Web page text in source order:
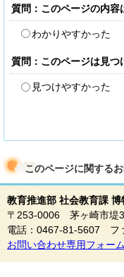
質問：このページの内容
わかりやすかった
質問：このページは見つ
見つけやすかった
このページに関する
教育推進部 社会教育課 博
〒253-0006 茅ヶ崎市堤
電話：0467-81-5607 フ
お問い合わせ専用フォーム